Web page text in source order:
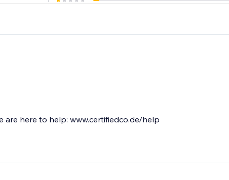
are here to help: www.certifiedco.de/help